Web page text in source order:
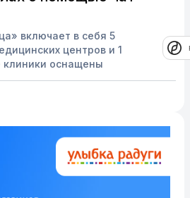
включает в себя 5
центров и 1
клиники оснащены
от ведущих
В 2021 году компания
которое поможет решить
количество
с клиентами и увеличить
конверсию из